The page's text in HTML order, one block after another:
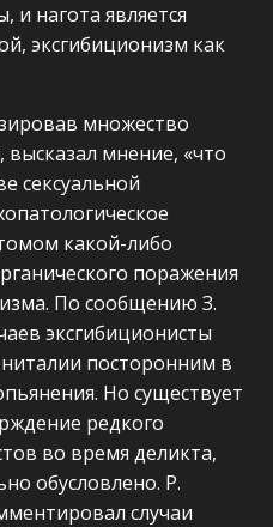
и нагота является
эксгибиционизм как
множество
высказал мнение, «что
сексуальной
какой-либо
поражения
По сообщению З.
эксгибиционисты
посторонним в
Но существует
редкого
во время деликта,
обусловлено. Р.
случаи